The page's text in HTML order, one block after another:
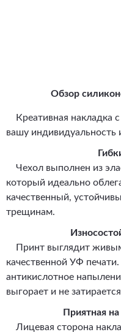
Обзор
Креативная накладка
вашу
Чехол выполнен из
который идеально
качественный,
трещинам.
Принт выглядит
качественной УФ
антикислотное
выгорает и не
Приятная
Лицевая сторона